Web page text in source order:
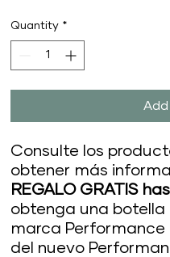
Quantity *
Consulte los
obtener más
REGALO GRATIS
obtenga una
marca
del nuevo